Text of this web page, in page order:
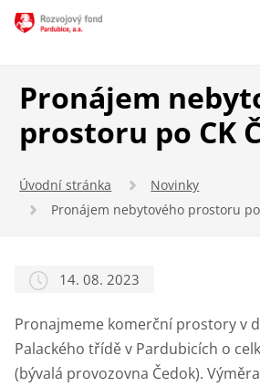
Pronájem
prostoru po CK
Úvodní stránka
Novinky
Pronájem nebytového prostoru po
14. 08. 2023
Pronajmeme komerční prostory v
Palackého třídě v Pardubicích o
(bývalá provozovna Čedok).